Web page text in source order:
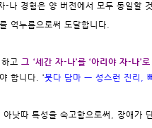
나 경험은 양 버전에서 모두 동일할 것
억누름으로써 도달합니다.
하고그 ‘세간 자-나’를 ‘아리야 자-나’
합니다. ‘붓다 담마 ㅡ 성스런 진리,
낫따 특성을 숙고함으로써, 장애가